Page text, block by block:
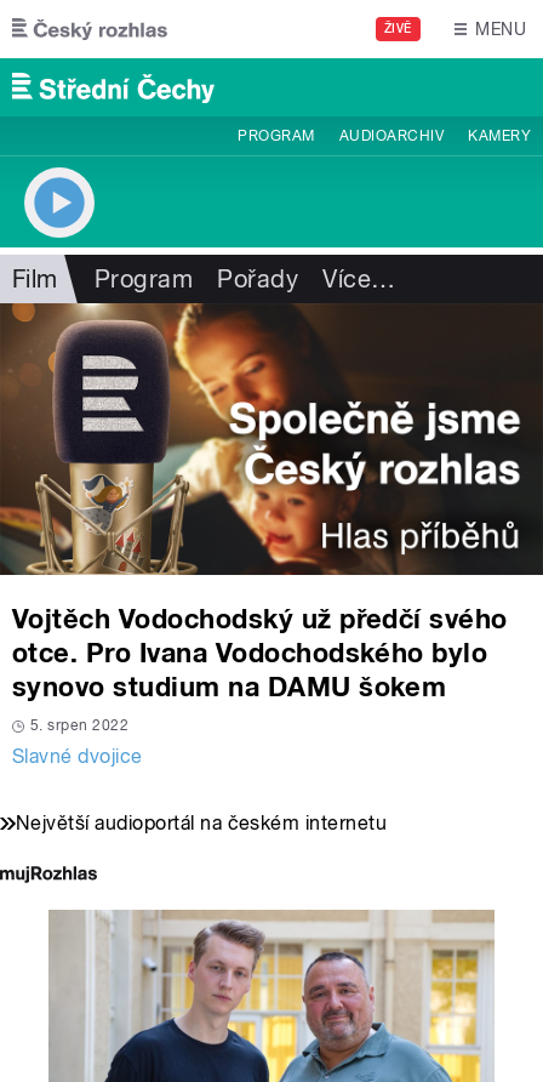
Přejít k hlavnímu obsahu
ŽIVĚ MENU
PROGRAM AUDIOARCHIV KAMERY
Film Program Pořady Více…
Vojtěch Vodochodský už předčí svého
otce. Pro Ivana Vodochodského bylo
synovo studium na DAMU šokem
5. srpen 2022
Slavné dvojice
Největší audioportál na českém internetu